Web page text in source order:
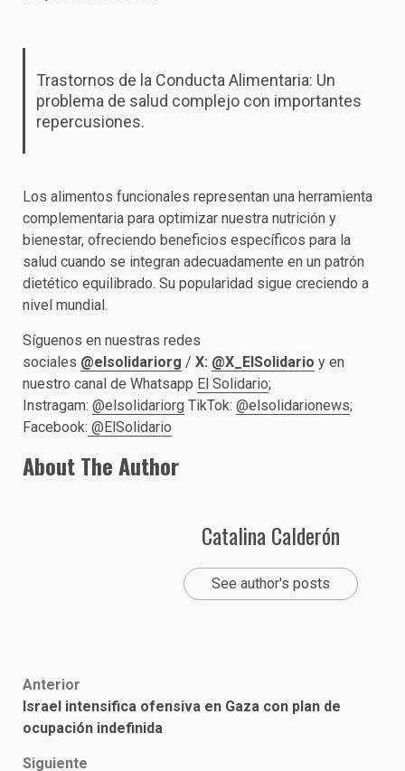
Trastornos de la Conducta Alimentaria: Un
problema de salud complejo con importantes
repercusiones.
Los alimentos funcionales representan una herramienta
complementaria para optimizar nuestra nutrición y
bienestar, ofreciendo beneficios específicos para la
salud cuando se integran adecuadamente en un patrón
dietético equilibrado. Su popularidad sigue creciendo a
nivel mundial.
Síguenos en nuestras redes
sociales @elsolidariorg / X: @X_ElSolidario y en
nuestro canal de Whatsapp El Solidario;
Instragam: @elsolidariorg TikTok: @elsolidarionews;
Facebook: @ElSolidario
About The Author
Catalina Calderón
See author's posts
Post
navigation
Anterior
Israel intensifica ofensiva en Gaza con plan de
ocupación indefinida
Siguiente